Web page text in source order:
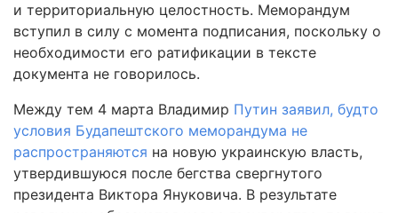
и территориальную целостность. Меморандум
вступил в силу с момента подписания, поскольку о
необходимости его ратификации в тексте
документа не говорилось.
Между тем 4 марта Владимир Путин заявил, будто
условия Будапештского меморандума не
распространяются на новую украинскую власть,
утвердившуюся после бегства свергнутого
президента Виктора Януковича. В результате